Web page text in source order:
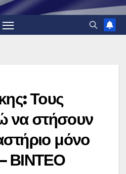
Τους
να στήσουν
μόνο
ΒΙΝΤΕΟ